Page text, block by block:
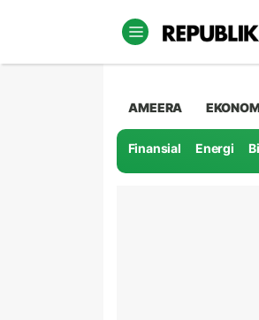
AMEERA
Finansial Energi